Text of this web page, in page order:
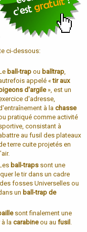
ci-dessous:
ball-trap ou balltrap
appelé «tir aux
d'argile», est un
d'adresse,
à la chasse
pratiqué comme activité
consistant à
au fusil des plateaux
terre cuite projetés en
l'air.
ball-traps sont une
le tir dans un cadre
fosses Universelles ou
un ball-trap de
sont finalement une
la carabineou au fusil